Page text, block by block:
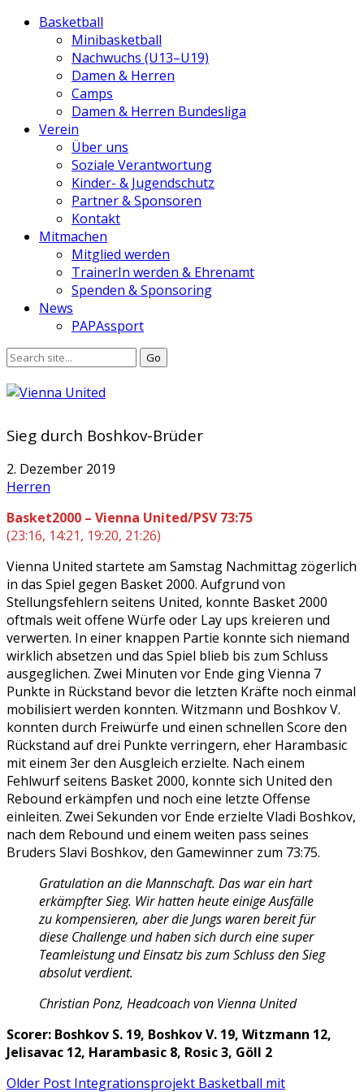
Basketball
Minibasketball
Nachwuchs (U13–U19)
Damen & Herren
Camps
Damen & Herren Bundesliga
Verein
Über uns
Soziale Verantwortung
Kinder- & Jugendschutz
Partner & Sponsoren
Kontakt
Mitmachen
Mitglied werden
TrainerIn werden & Ehrenamt
Spenden & Sponsoring
News
PAPAssport
Sieg durch Boshkov-Brüder
2. Dezember 2019
Herren
Basket2000 – Vienna United/PSV 73:75
(23:16, 14:21, 19:20, 21:26)
Vienna United startete am Samstag Nachmittag zögerlich
in das Spiel gegen Basket 2000. Aufgrund von
Stellungsfehlern seitens United, konnte Basket 2000
oftmals weit offene Würfe oder Lay ups kreieren und
verwerten. In einer knappen Partie konnte sich niemand
wirklich absetzen und das Spiel blieb bis zum Schluss
ausgeglichen. Zwei Minuten vor Ende ging Vienna 7
Punkte in Rückstand bevor die letzten Kräfte noch einmal
mobilisiert werden konnten. Witzmann und Boshkov V.
konnten durch Freiwürfe und einen schnellen Score den
Rückstand auf drei Punkte verringern, eher Harambasic
mit einem 3er den Ausgleich erzielte. Nach einem
Fehlwurf seitens Basket 2000, konnte sich United den
Rebound erkämpfen und noch eine letzte Offense
einleiten. Zwei Sekunden vor Ende erzielte Vladi Boshkov,
nach dem Rebound und einem weiten pass seines
Bruders Slavi Boshkov, den Gamewinner zum 73:75.
Gratulation an die Mannschaft. Das war ein hart
erkämpfter Sieg. Wir hatten heute einige Ausfälle
zu kompensieren, aber die Jungs waren bereit für
diese Challenge und haben sich durch eine super
Teamleistung und Einsatz bis zum Schluss den Sieg
absolut verdient.
Christian Ponz, Headcoach von Vienna United
Scorer: Boshkov S. 19, Boshkov V. 19, Witzmann 12,
Jelisavac 12, Harambasic 8, Rosic 3, Göll 2
Older Post Integrationsprojekt Basketball mit